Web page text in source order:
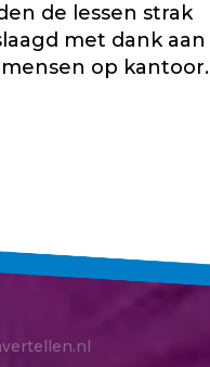
de lessen strak
met dank aan
op kantoor.